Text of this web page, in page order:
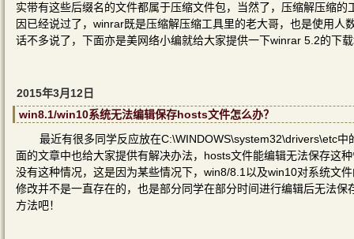
实带有这些后缀名的文件都属于压缩文件包，当然了，压缩解压缩
因已经说过了，winrar既是压缩解压缩工具里的老大哥，也是使用
话不多说了，下面亦是美网络小编就给大家提供一下winrar 5.2的下
2015年3月12日
win8.1/win10系统无法编辑保存hosts文件怎么办？
最近有很多同学反应放在C:\WINDOWS\system32\drivers\etc
面的文章中也给大家提供有解决办法，hosts文件能编辑无法保存这
没有这种情况，这是因为某些情况下，win8/8.1以及win10对系统文
修改并不是一直存在的，也是部分同学在部分时间进行编辑后无法
方法吧！